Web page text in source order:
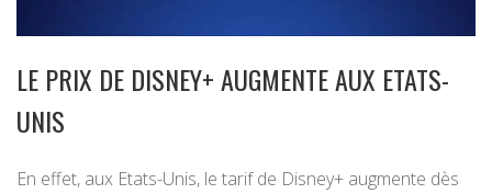
LE PRIX DE DISNEY+ AUGMENTE AUX ETATS-
UNIS
En effet, aux Etats-Unis, le tarif de Disney+ augmente dès